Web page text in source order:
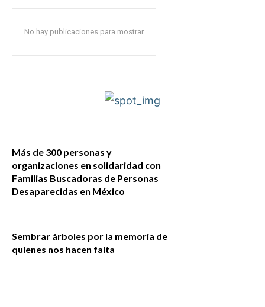
No hay publicaciones para mostrar
Más de 300 personas y
organizaciones en solidaridad con
Familias Buscadoras de Personas
Desaparecidas en México
Sembrar árboles por la memoria de
quienes nos hacen falta